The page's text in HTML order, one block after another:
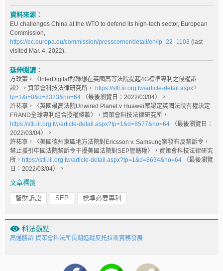
資料來源：
EU challenges China at the WTO to defend its high-tech sector, European
Commission,
https://ec.europa.eu/commission/presscorner/detail/en/ip_22_1103 (last
visited Mar. 4, 2022).
延伸閱讀：
方玟蓁，〈InterDigital對聯想在英國高等法院提起4G標準專利之侵權訴
訟〉，資策會科技法律研究所，
https://stli.iii.org.tw/article-detail.aspx?
tp=1&i=0&d=8323&no=64 （最後瀏覽日：2022/03/04）。
許祐寧，〈英國最高法院Unwired Planet v Huawei案認定英國法院有權決定
FRAND全球專利組合授權條款〉，資策會科技法律研究所，
https://stli.iii.org.tw/article-detail.aspx?tp=1&d=8577&no=64 （最後瀏覽日：
2022/03/04）。
許祐寧，〈美國德州東區地方法院對Ericsson v. Samsung案發布反禁訴令，
禁止援引中國法院禁訴令干擾美國法院對SEP管轄權〉，資策會科技法律研究
所， https://stli.iii.org.tw/article-detail.aspx?tp=1&d=8634&no=64 （最後瀏覽
日：2022/03/04）。
文章標籤
智財訴訟 SEP 標準必要專利
科法觀點
高通勝訴 資策會科法所長期追蹤反托拉斯實務發展